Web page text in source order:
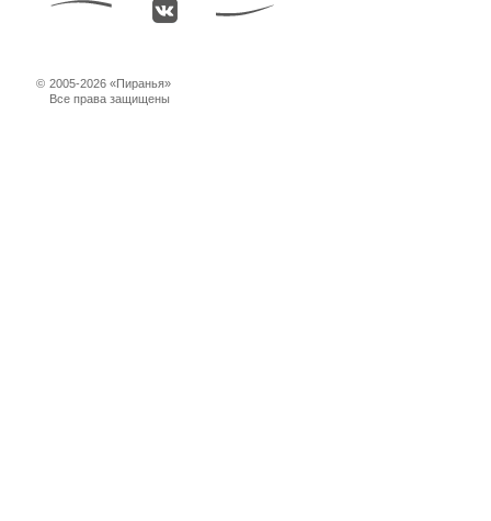
© 2005-2026 «Пиранья»
Все права защищены